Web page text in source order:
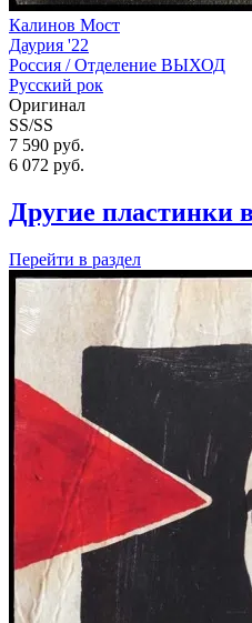
Калинов Мост
Даурия '22
Россия /Отделение ВЫХОД
Русский рок
Оригинал
SS/SS
7 590 руб.
6 072 руб.
Другие пластинки
Перейти в раздел